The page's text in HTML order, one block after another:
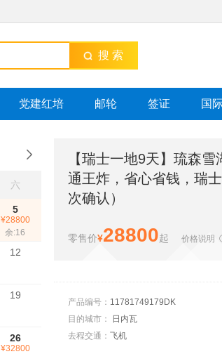
搜 索
党建红培 邮轮 签证 国
六
5
¥28800
余:16
12
19
26
¥32800
【瑞士一地9天】琉森
通王炸，省心省钱，瑞
次确认）
零售价¥28800起 价格说明
产品编号： 11781749179DK
目的城市：
日内瓦
去程交通： 飞机